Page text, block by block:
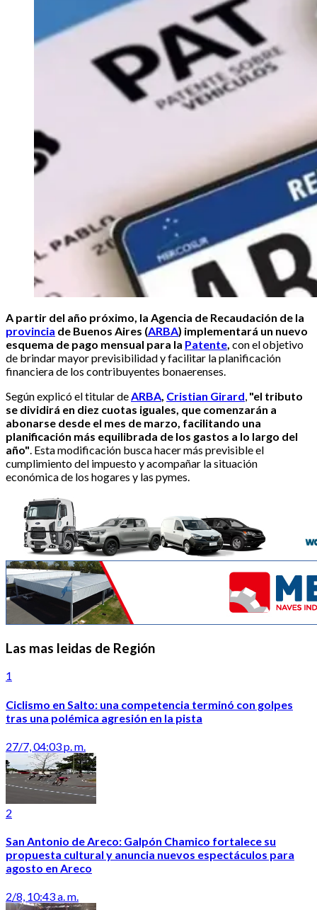
A partir del año próximo, la Agencia de Recaudación de la
provincia de Buenos Aires (ARBA) implementará un nuevo
esquema de pago mensual para la Patente, con el objetivo
de brindar mayor previsibilidad y facilitar la planificación
financiera de los contribuyentes bonaerenses.
Según explicó el titular deARBA, Cristian Girard, "el tributo
se dividirá en diez cuotas iguales, que comenzarán a
abonarse desde el mes de marzo, facilitando una
planificación más equilibrada de los gastos a lo largo del
año". Esta modificación busca hacer más previsible el
cumplimiento del impuesto y acompañar la situación
económica de los hogares y las pymes.
Las mas leidas de Región
1
Ciclismo en Salto: una competencia terminó con golpes
tras una polémica agresión en la pista
27/7, 04:03 p. m.
2
San Antonio de Areco: Galpón Chamico fortalece su
propuesta cultural y anuncia nuevos espectáculos para
agosto en Areco
2/8, 10:43 a. m.